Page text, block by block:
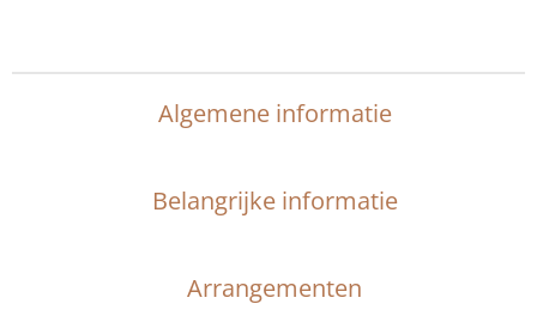
Algemene informatie
Belangrijke informatie
Arrangementen